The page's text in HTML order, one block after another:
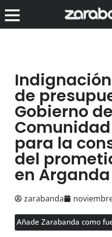
de
Gobierno
para la
del
en
zarabanda
Añade Zarabanda como